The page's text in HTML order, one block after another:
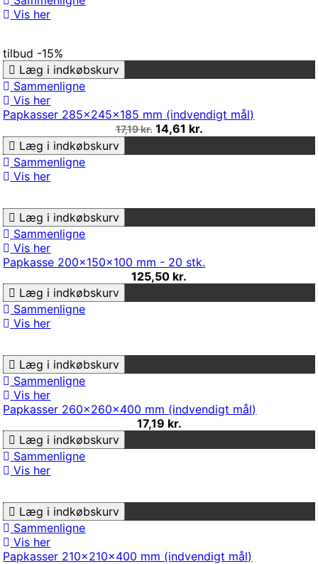
Vis her
tilbud -15%
Læg i indkøbskurv
Sammenligne
Vis her
Papkasser 285x245x185 mm (indvendigt mål)
17,19 kr. 14,61 kr.
Læg i indkøbskurv
Sammenligne
Vis her
Læg i indkøbskurv
Sammenligne
Vis her
Papkasse 200x150x100 mm - 20 stk.
125,50 kr.
Læg i indkøbskurv
Sammenligne
Vis her
Læg i indkøbskurv
Sammenligne
Vis her
Papkasser 260x260x400 mm (indvendigt mål)
17,19 kr.
Læg i indkøbskurv
Sammenligne
Vis her
Læg i indkøbskurv
Sammenligne
Vis her
Papkasser 210x210x400 mm (indvendigt mål)